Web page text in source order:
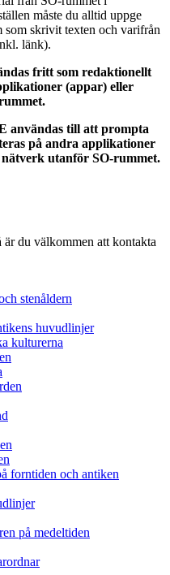
måste du alltid uppge
skrivit texten och varifrån
länk).
fritt som redaktionellt
(appar) eller
användas till att prompta
på andra applikationer
utanför SO-rummet.
du välkommen att kontakta
stenåldern
huvudlinjer
kulturerna
forntiden och antiken
på medeltiden